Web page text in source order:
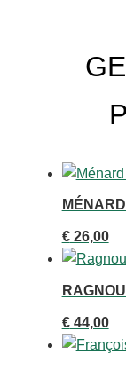
€26,00
€44,00